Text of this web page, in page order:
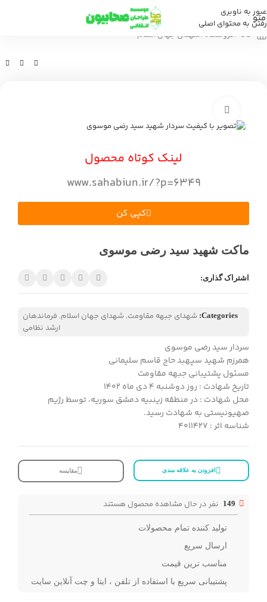
عبور به ناوبری
رفتن به محتوای اصلی
منو
خانه /فروشگاه /شهدای جهان اسلام
لینک کوتاه محصول
www.sahabiun.ir/?p=6349
کپی کن
ماکت شهید سید رضی موسوی
اشتراک گذاری:
Categories: شهدای جبهه مقاومت, شهدای جهان اسلام, فرماندهان
ارشد نظامی
سردار سید رضی موسوی
همرزم شهید سپهبد حاج قاسم سلیمانی
مسئول پشتیبانی جبهه مقاومت
تاریخ شهادت : روز دوشنبه ۴ دی ماه ۱۴۰۲
محل شهادت : در منطقه زینبیه دمشق سوریه، توسط رژیم
صهیونیستی به شهادت رسید.
شناسه اثر : 4011427
افزودن به علاقه مندی مقایسه
149 نفر در حال مشاهده محصول هستند
تولید کننده تمام محصولات
ارسال سریع
مناسب ترین قیمت
پشتیبانی سریع با استفاده از تلفن ، ایتا و چت آنلاین سایت